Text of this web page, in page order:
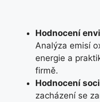
Hodnocení
Analýza emisí
energie a
firmě.
Hodnocení
zacházení se